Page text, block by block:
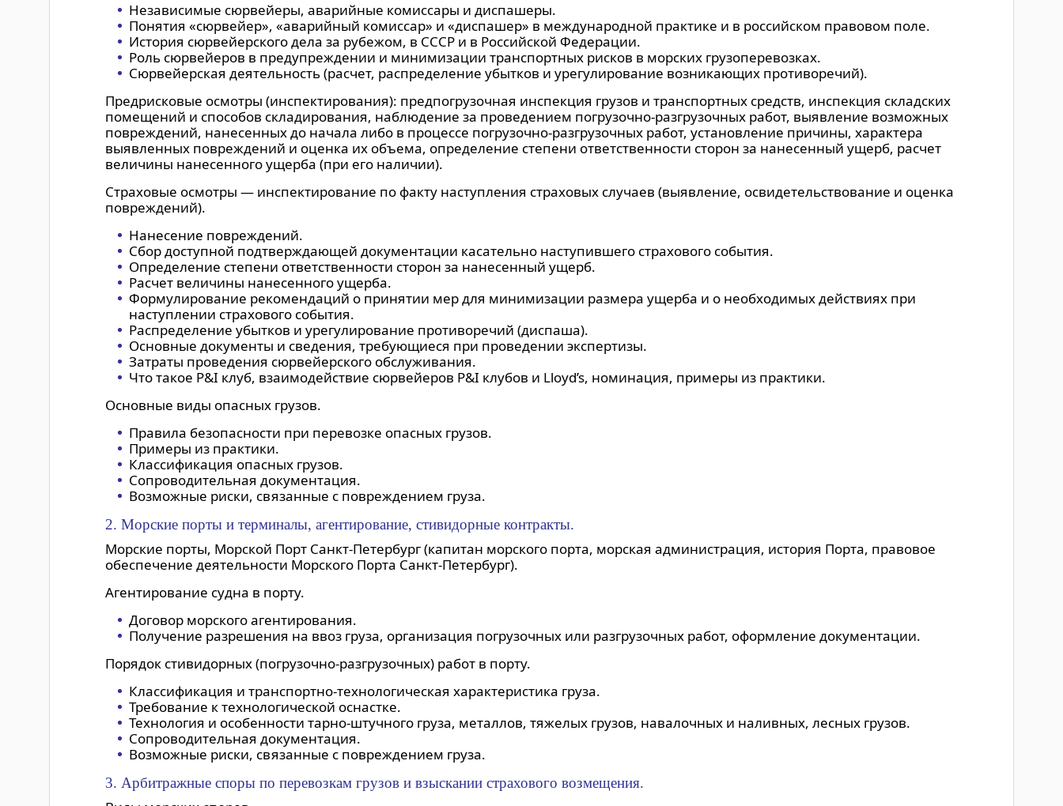
Независимые сюрвейеры, аварийные комиссары и диспашеры.
Понятия «сюрвейер», «аварийный комиссар» и «диспашер» в международной практике и в российском правовом поле.
История сюрвейерского дела за рубежом, в СССР и в Российской Федерации.
Роль сюрвейеров в предупреждении и минимизации транспортных рисков в морских грузоперевозках.
Сюрвейерская деятельность (расчет, распределение убытков и урегулирование возникающих противоречий).
Предрисковые осмотры (инспектирования): предпогрузочная инспекция грузов и транспортных средств, инспекция складских
помещений и способов складирования, наблюдение за проведением погрузочно-разгрузочных работ, выявление возможных
повреждений, нанесенных до начала либо в процессе погрузочно-разгрузочных работ, установление причины, характера
выявленных повреждений и оценка их объема, определение степени ответственности сторон за нанесенный ущерб, расчет
величины нанесенного ущерба (при его наличии).
Страховые осмотры — инспектирование по факту наступления страховых случаев (выявление, освидетельствование и оценка
повреждений).
Нанесение повреждений.
Сбор доступной подтверждающей документации касательно наступившего страхового события.
Определение степени ответственности сторон за нанесенный ущерб.
Расчет величины нанесенного ущерба.
Формулирование рекомендаций о принятии мер для минимизации размера ущерба и о необходимых действиях при
наступлении страхового события.
Распределение убытков и урегулирование противоречий (диспаша).
Основные документы и сведения, требующиеся при проведении экспертизы.
Затраты проведения сюрвейерского обслуживания.
Что такое P&I клуб, взаимодействие сюрвейеров P&I клубов и Lloyd’s, номинация, примеры из практики.
Основные виды опасных грузов.
Правила безопасности при перевозке опасных грузов.
Примеры из практики.
Классификация опасных грузов.
Сопроводительная документация.
Возможные риски, связанные с повреждением груза.
2. Морские порты и терминалы, агентирование, стивидорные контракты.
Морские порты, Морской Порт Санкт-Петербург (капитан морского порта, морская администрация, история Порта, правовое
обеспечение деятельности Морского Порта Санкт-Петербург).
Агентирование судна в порту.
Договор морского агентирования.
Получение разрешения на ввоз груза, организация погрузочных или разгрузочных работ, оформление документации.
Порядок стивидорных (погрузочно-разгрузочных) работ в порту.
Классификация и транспортно-технологическая характеристика груза.
Требование к технологической оснастке.
Технология и особенности тарно-штучного груза, металлов, тяжелых грузов, навалочных и наливных, лесных грузов.
Сопроводительная документация.
Возможные риски, связанные с повреждением груза.
3. Арбитражные споры по перевозкам грузов и взыскании страхового возмещения.